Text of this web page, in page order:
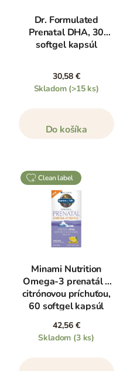
Dr. Formulated
Prenatal DHA, 30
softgel kapsúl
30,58 €
Skladom (>15 ks)
Do košíka
clean label
Minami Nutrition
Omega-3 prenatál s
citrónovou príchuťou,
60 softgel kapsúl
42,56 €
Skladom (3 ks)